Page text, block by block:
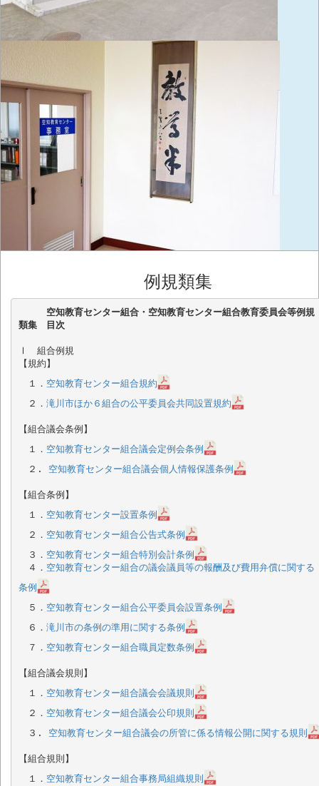
例規類集
空知教育センター組合・空知教育センター組合教育委員会等例規
類集　目次
Ⅰ　組合例規
【規約】
１． 空知教育センター組合規約
２． 滝川市ほか６組合の公平委員会共同設置規約
【組合議会条例】
１． 空知教育センター組合議会定例会条例
２. 空知教育センター組合議会個人情報保護条例
【組合条例】
１． 空知教育センター設置条例
２． 空知教育センター組合公告式条例
３． 空知教育センター組合特別会計条例
４． 空知教育センター組合の議会議員等の報酬及び費用弁償に関する
条例
５． 空知教育センター組合公平委員会設置条例
６． 滝川市の条例の準用に関する条例
７． 空知教育センター組合職員定数条例
【組合議会規則】
１． 空知教育センター組合議会会議規則
２． 空知教育センター組合議会公印規則
３. 空知教育センター組合議会の所管に係る情報公開に関する規則
【組合規則】
１． 空知教育センター組合事務局組織規則